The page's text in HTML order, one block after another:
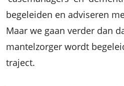
begeleiden en adviseren
Maar we gaan verder dan
mantelzorger wordt
traject.